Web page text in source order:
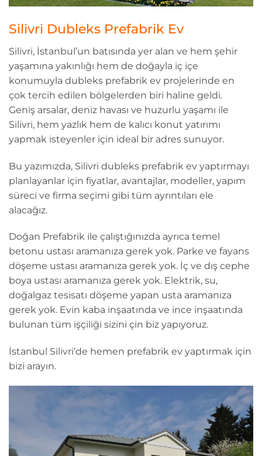
Silivri Dubleks Prefabrik Ev
Silivri, İstanbul’un batısında yer alan ve hem şehir
yaşamına yakınlığı hem de doğayla iç içe
konumuyla dubleks prefabrik ev projelerinde en
çok tercih edilen bölgelerden biri haline geldi.
Geniş arsalar, deniz havası ve huzurlu yaşamı ile
Silivri, hem yazlık hem de kalıcı konut yatırımı
yapmak isteyenler için ideal bir adres sunuyor.
Bu yazımızda, Silivri dubleks prefabrik ev yaptırmayı
planlayanlar için fiyatlar, avantajlar, modeller, yapım
süreci ve firma seçimi gibi tüm ayrıntıları ele
alacağız.
Doğan Prefabrik ile çalıştığınızda ayrıca temel
betonu ustası aramanıza gerek yok. Parke ve fayans
döşeme ustası aramanıza gerek yok. İç ve dış cephe
boya ustası aramanıza gerek yok. Elektrik, su,
doğalgaz tesisatı döşeme yapan usta aramanıza
gerek yok. Evin kaba inşaatında ve ince inşaatında
bulunan tüm işçiliği sizini çin biz yapıyoruz.
İstanbul Silivri’de hemen prefabrik ev yaptırmak için
bizi arayın.